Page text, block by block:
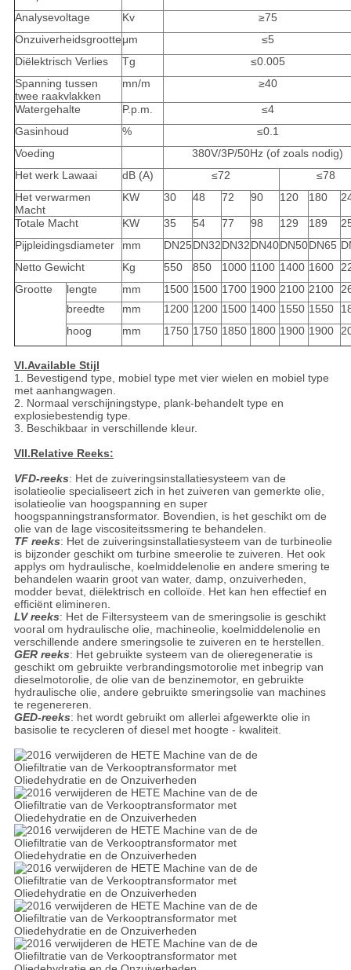
Analysevoltage
Kv
≥75
Onzuiverheidsgrootteμm
≤5
Diëlektrisch Verlies
Tg
≤0.005
Spanning tussen
twee raakvlakken
mn/m ≥40
Watergehalte P.p.m.
≤4
Gasinhoud
%
≤0.1
Voeding
380V/3P/50Hz (of zoals nodig)
Het werk Lawaai
dB (A) ≤72
≤78
Het verwarmen
Macht
KW 30 48 72 90 120 180
Totale Macht KW 35 54 77 98 129 189
Pijpleidingsdiameter
mm DN25DN32DN32DN40DN50DN65
Netto Gewicht
Kg 550 850 1000 1100 1400 1600
Grootte
lengte mm 1500 1500 1700 1900 2100 2100
breedte
mm 1200 1200 1500 1400 1550 1550
hoog
mm 1750 1750 1850 1800 1900 1900
VI.Available Stijl
1. Bevestigend type, mobiel type met vier wielen en mobiel type
met aanhangwagen.
2. Normaal verschijningstype, plank-behandelt type en
explosiebestendig type.
3. Beschikbaar in verschillende kleur.
VII.Relative Reeks:
VFD-reeks: Het de zuiveringsinstallatiesysteem van de
isolatieolie specialiseert zich in het zuiveren van gemerkte olie,
isolatieolie van hoogspanning en super
hoogspanningstransformator. Bovendien, is het geschikt om de
olie van de lage viscositeitssmering te behandelen.
TF reeks: Het de zuiveringsinstallatiesysteem van de turbineolie
is bijzonder geschikt om turbine smeerolie te zuiveren. Het ook
applys om hydraulische, koelmiddelenolie en andere smering te
behandelen waarin groot van water, damp, onzuiverheden,
modder bevat, diëlektrisch en colloïde. Het kan hen effectief en
efficiënt elimineren.
LV reeks: Het de Filtersysteem van de smeringsolie is geschikt
vooral om hydraulische olie, machineolie, koelmiddelenolie en
verschillende andere smeringsolie te zuiveren en te herstellen.
GER reeks: Het gebruikte systeem van de olieregeneratie is
geschikt om gebruikte verbrandingsmotorolie met inbegrip van
dieselmotorolie, de olie van de benzinemotor, en gebruikte
hydraulische olie, andere gebruikte smeringsolie van machines
te regenereren.
GED-reeks: het wordt gebruikt om allerlei afgewerkte olie in
basisolie te recycleren of diesel met hoogte - kwaliteit.